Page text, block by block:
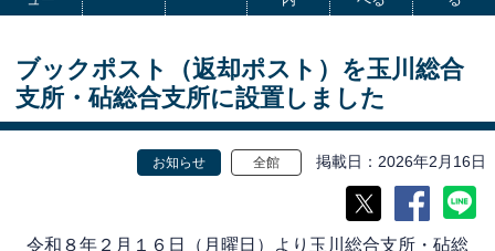
ブックポスト（返却ポスト）を玉川総合
支所・砧総合支所に設置しました
お知らせ 全館 掲載日 2026年2月16日
令和８年２月１６日（月曜日）より玉川総合支所・砧総